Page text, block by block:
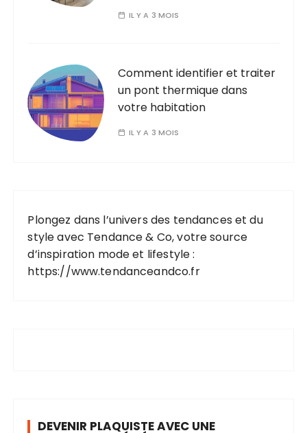
IL Y A 3 MOIS
Comment identifier et traiter
un pont thermique dans
votre habitation
IL Y A 3 MOIS
Plongez dans l’univers des tendances et du
style avec Tendance & Co, votre source
d’inspiration mode et lifestyle :
https://www.tendanceandco.fr
DEVENIR PLAQUISTE AVEC UNE